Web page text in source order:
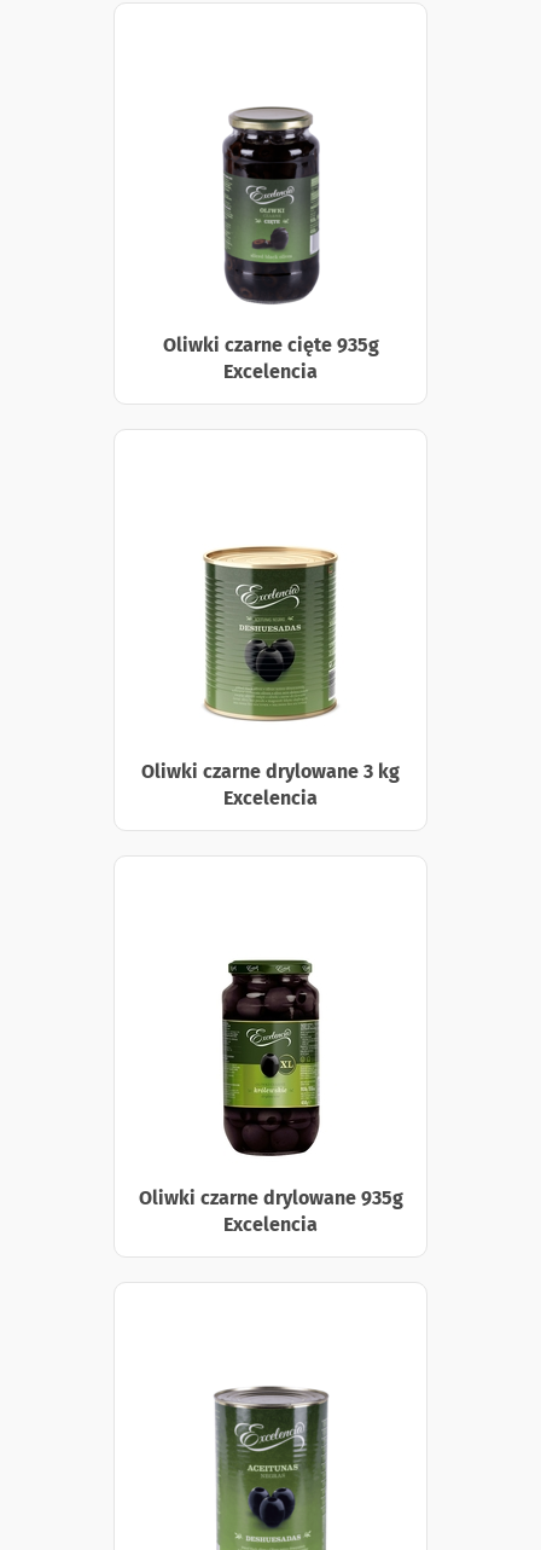
Oliwki czarne cięte 935g
Excelencia
Oliwki czarne drylowane 3 kg
Excelencia
Oliwki czarne drylowane 935g
Excelencia